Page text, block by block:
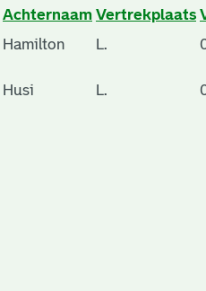
Achternaam Vertrekplaats
Hamilton L.
Husi L.